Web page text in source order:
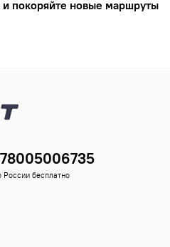
и покоряйте новые маршруты
России бесплатно